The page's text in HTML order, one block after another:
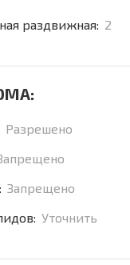
раздвижная: 2
Разрешено
Запрещено
Уточнить